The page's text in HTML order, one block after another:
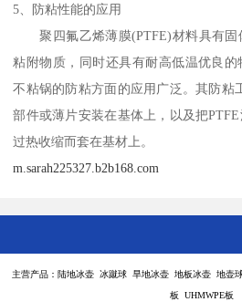
5、防粘性能的应用
聚四氟乙烯薄膜(PTFE)材料具有固
粘附物质，同时还具有耐高低温优良
不粘锅的防粘方面的应用广泛。其防粘
部件或薄片安装在基体上，以及把
过热收缩而套在基材上。
m.sarah225327.b2b168.com
主营产品：陆地冰壶 冰蹴球 旱地冰壶 地板冰壶 地壶
板 UHMWPE板